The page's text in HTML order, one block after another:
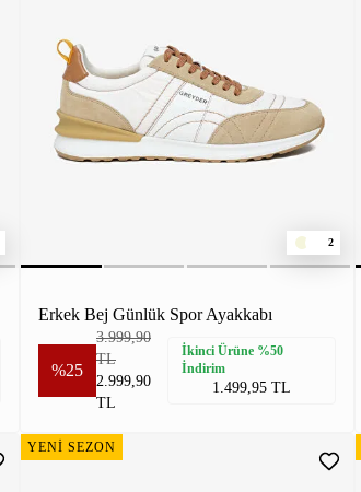
2
Erkek Bej Günlük Spor Ayakkabı
%25
3.999,90
TL
2.999,90
TL
İkinci Ürüne %50
İndirim
1.499,95 TL
YENİ SEZON